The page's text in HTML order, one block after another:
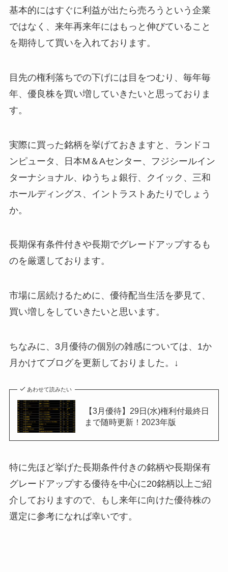
基本的にはすぐに利益が出たら売ろうという企業
ではなく、来年再来年にはもっと伸びていること
を期待して買いを入れております。
目先の権利落ちでの下げには目をつむり、毎年毎
年、優良株を買い増していきたいと思っておりま
す。
実際に買った銘柄を挙げておきますと、ランドコ
ンピュータ、日本M＆Aセンター、フジシールイン
ターナショナル、ゆうちょ銀行、クイック、三和
ホールディングス、イントラストあたりでしょう
か。
長期保有条件付きや長期でグレードアップするも
のを厳選しております。
市場に居続けるために、優待配当生活を夢見て、
買い増しをしていきたいと思います。
ちなみに、3月優待の個別の雑感については、1か
月かけてブログを更新しておりました。↓
あわせて読みたい
【3月優待】29日(水)権利付最終日
まで随時更新！2023年版
特に先ほど挙げた長期条件付きの銘柄や長期保有
グレードアップする優待を中心に20銘柄以上ご紹
介しておりますので、もし来年に向けた優待株の
選定に参考になれば幸いです。